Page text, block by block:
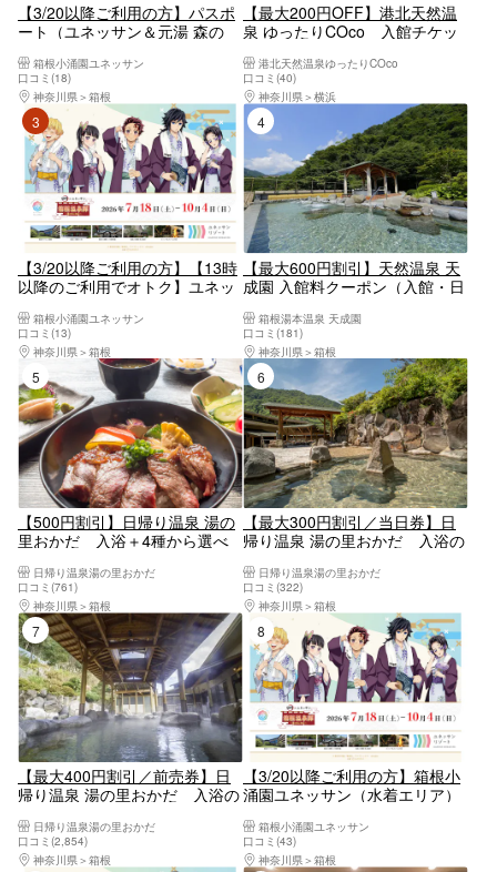
【3/20以降ご利用の方】パスポ
ート（ユネッサン＆元湯 森の
箱根小涌園ユネッサン
口コミ(18)
神奈川県
箱根
【最大200円OFF】港北天然温
泉 ゆったりCOco 入館チケッ
港北天然温泉ゆったりCOco
口コミ(40)
神奈川県
横浜
3位
【3/20以降ご利用の方】【13時
以降のご利用でオトク】ユネッ
【6972】
箱根小涌園ユネッサン
口コミ(13)
神奈川県
箱根
【最大600円割引】天然温泉 天
成園 入館料クーポン（入館・日
箱根湯本温泉 天成園
口コミ(181)
神奈川県
箱根
5位
【500円割引】日帰り温泉 湯の
里おかだ 入浴＋4種から選べ
日帰り温泉湯の里おかだ
口コミ(761)
神奈川県
箱根
6位
【最大300円割引／当日券】日
帰り温泉 湯の里おかだ 入浴の
日帰り温泉湯の里おかだ
口コミ(322)
神奈川県
箱根
7位
【最大400円割引／前売券】日
帰り温泉 湯の里おかだ 入浴の
可）日帰り温泉湯の里おかだ
口コミ(2,854)
神奈川県
箱根
8位
【3/20以降ご利用の方】箱根小
涌園ユネッサン（水着エリア）
箱根小涌園ユネッサン
口コミ(43)
神奈川県
箱根